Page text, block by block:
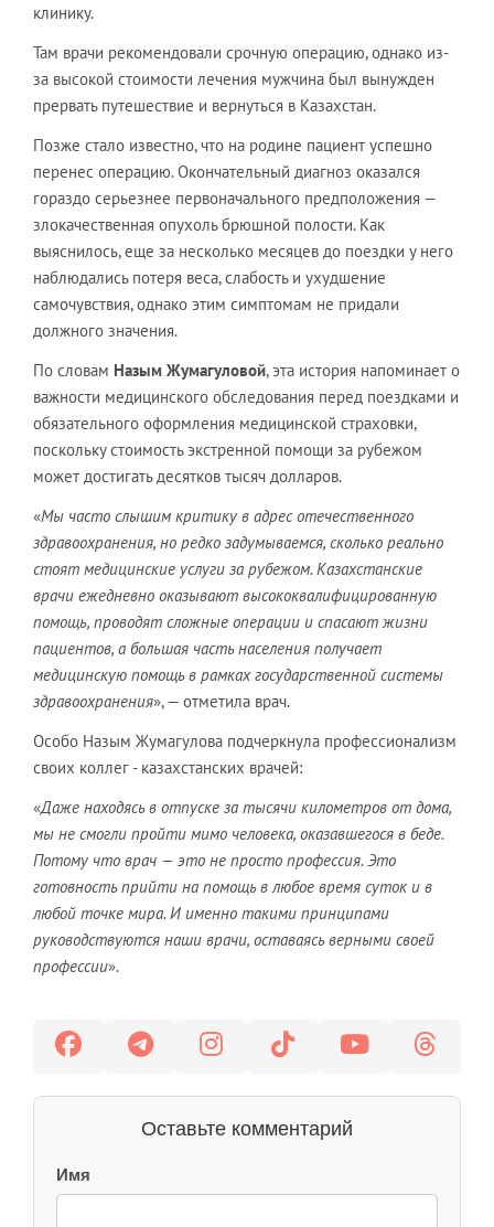
клинику.
Там врачи рекомендовали срочную операцию, однако из-
за высокой стоимости лечения мужчина был вынужден
прервать путешествие и вернуться в Казахстан.
Позже стало известно, что на родине пациент успешно
перенес операцию. Окончательный диагноз оказался
гораздо серьезнее первоначального предположения —
злокачественная опухоль брюшной полости. Как
выяснилось, еще за несколько месяцев до поездки у него
наблюдались потеря веса, слабость и ухудшение
самочувствия, однако этим симптомам не придали
должного значения.
По словам Назым Жумагуловой, эта история напоминает о
важности медицинского обследования перед поездками и
обязательного оформления медицинской страховки,
поскольку стоимость экстренной помощи за рубежом
может достигать десятков тысяч долларов.
«Мы часто слышим критику в адрес отечественного
здравоохранения, но редко задумываемся, сколько реально
стоят медицинские услуги за рубежом. Казахстанские
врачи ежедневно оказывают высококвалифицированную
помощь, проводят сложные операции и спасают жизни
пациентов, а большая часть населения получает
медицинскую помощь в рамках государственной системы
здравоохранения», — отметила врач.
Особо Назым Жумагулова подчеркнула профессионализм
своих коллег - казахстанских врачей:
«Даже находясь в отпуске за тысячи километров от дома,
мы не смогли пройти мимо человека, оказавшегося в беде.
Потому что врач — это не просто профессия. Это
готовность прийти на помощь в любое время суток и в
любой точке мира. И именно такими принципами
руководствуются наши врачи, оставаясь верными своей
профессии».
Оставьте комментарий
Имя